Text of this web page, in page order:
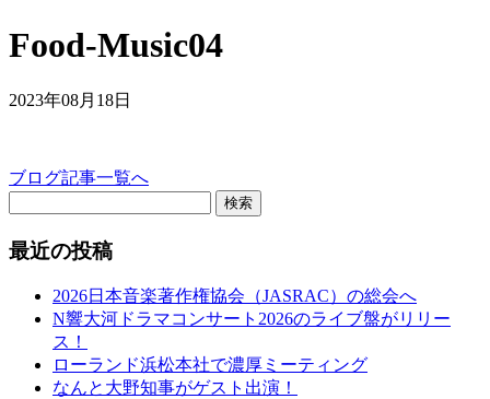
Food-Music04
2023年08月18日
ブログ記事一覧へ
検索
最近の投稿
2026日本音楽著作権協会（JASRAC）の総会へ
N響大河ドラマコンサート2026のライブ盤がリリー
ス！
ローランド浜松本社で濃厚ミーティング
なんと大野知事がゲスト出演！